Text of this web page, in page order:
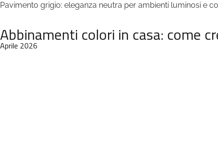
Pavimento grigio: eleganza neutra per ambienti luminosi e
Abbinamenti colori in casa: come
Aprile 2026